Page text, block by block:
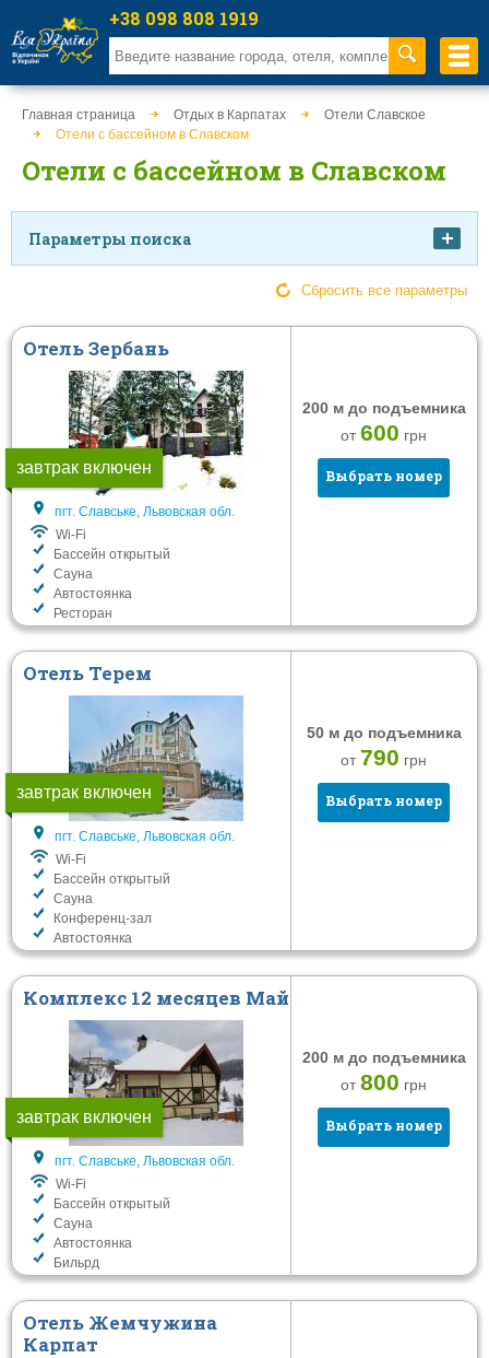
Главная страница Отдых в Карпатах
Отели Славское
Отели с бассейном в Славском
Отели с бассейном в Славском
завтрак включен
Отель Зербань
пгт. Славське, Львовская обл.
Wi-Fi
Бассейн открытый
Сауна
Автостоянка
Ресторан
200 м до подъемника
от600 грн
Выбрать номер
завтрак включен
Отель Терем
пгт. Славське, Львовская обл.
Wi-Fi
Бассейн открытый
Сауна
Конференц-зал
Автостоянка
50 м до подъемника
от 790 грн
Выбрать номер
завтрак включен
Комплекс 12 месяцев Май
пгт. Славське, Львовская обл.
Wi-Fi
Бассейн открытый
Сауна
Автостоянка
Бильрд
200 м до подъемника
от800 грн
Выбрать номер
Отель Жемчужина
Карпат
Параметры поиска
от к
Тип заведения
Отель
Питание
Без питания
Завтрак
Полупансион
Полный пансион
Шведский стол
Услуги
Бассейн закрытый
Детская комната
Конференц-зал
Сбросить все параметры
+38 098 808 1919